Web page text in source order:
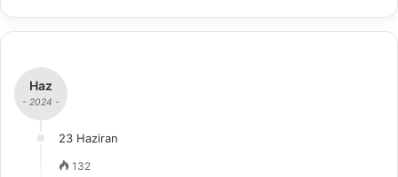
Haz
- 2024 -
23 Haziran
132